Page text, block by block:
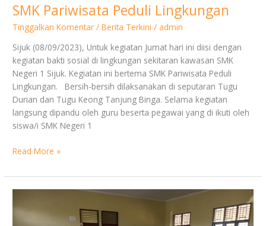
SMK Pariwisata Peduli Lingkungan
Tinggalkan Komentar /Berita Terkini / admin
Sijuk (08/09/2023), Untuk kegiatan Jumat hari ini diisi dengan
kegiatan bakti sosial di lingkungan sekitaran kawasan SMK
Negeri 1 Sijuk. Kegiatan ini bertema SMK Pariwisata Peduli
Lingkungan. Bersih-bersih dilaksanakan di seputaran Tugu
Durian dan Tugu Keong Tanjung Binga. Selama kegiatan
langsung dipandu oleh guru beserta pegawai yang di ikuti oleh
siswa/i SMK Negeri 1
Read More »
Nasional